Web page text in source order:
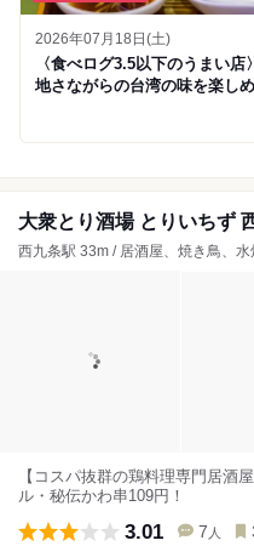
2026年07月18日(土)
〈食べログ3.5以下のうまい
地さながらの台湾の味を楽し
大衆とり酒場 とりいちず
西九条駅 33m / 居酒屋、焼き鳥、水
【コスパ抜群の鶏料理専門居酒
ル・秘伝かわ串109円！
3.01 7 人